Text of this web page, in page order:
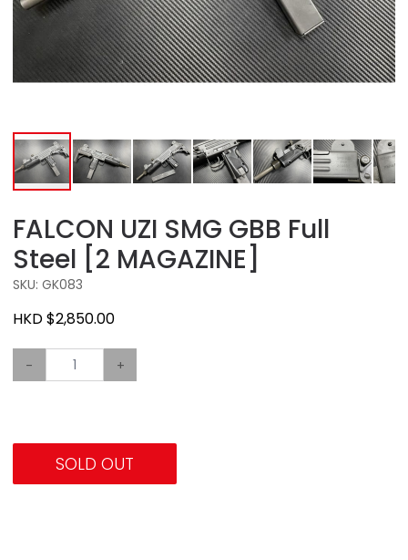
FALCON UZI SMG GBB Full
Steel [2 MAGAZINE]
SKU: GK083
HKD $2,850.00
- +
SOLD OUT